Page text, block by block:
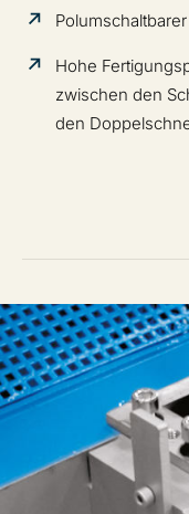
Hohe
zwischen den
den